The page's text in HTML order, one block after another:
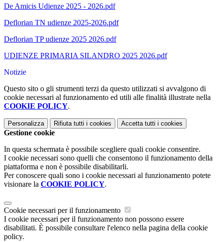
De Amicis Udienze 2025 - 2026.pdf
Deflorian TN udienze 2025-2026.pdf
Deflorian TP udienze 2025 2026.pdf
UDIENZE PRIMARIA SILANDRO 2025 2026.pdf
Notizie
Questo sito o gli strumenti terzi da questo utilizzati si avvalgono di
cookie necessari al funzionamento ed utili alle finalità illustrate nella
COOKIE POLICY.
Personalizza Rifiuta tutti i cookies Accetta tutti i cookies
Gestione cookie
In questa schermata è possibile scegliere quali cookie consentire.
I cookie necessari sono quelli che consentono il funzionamento della
piattaforma e non è possibile disabilitarli.
Per conoscere quali sono i cookie necessari al funzionamento potete
visionare la COOKIE POLICY.
Cookie necessari per il funzionamento
I cookie necessari per il funzionamento non possono essere
disabilitati. È possibile consultare l'elenco nella pagina della cookie
policy.